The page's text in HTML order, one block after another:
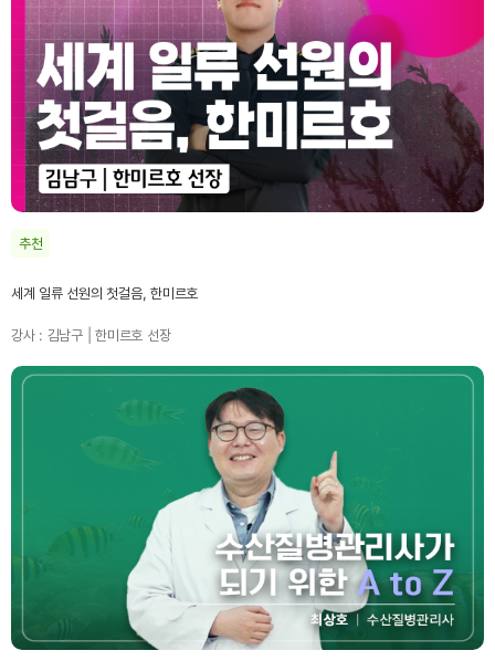
추천
세계 일류 선원의 첫걸음, 한미르호
강사 : 김남구 | 한미르호 선장